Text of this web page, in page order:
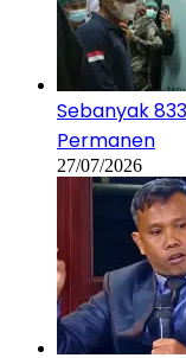
Sebanyak
Permanen
27/07/2026